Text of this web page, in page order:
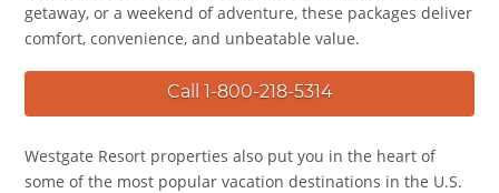
getaway, or a weekend of adventure, these packages deliver
comfort, convenience, and unbeatable value.
Call 1-800-218-5314
Westgate Resort properties also put you in the heart of
some of the most popular vacation destinations in the U.S.